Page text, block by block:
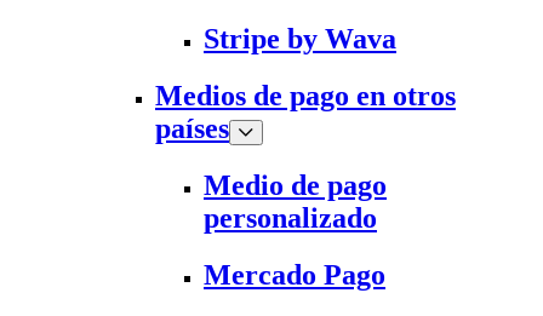
Stripe by Wava
Medios de pago en otros
países
Medio de pago
personalizado
Mercado Pago